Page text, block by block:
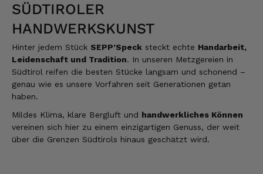
SÜDTIROLER
HANDWERKSKUNST
Hinter jedem Stück SEPP’Speck steckt echte Handarbeit,
Leidenschaft und Tradition. In unseren Metzgereien in
Südtirol reifen die besten Stücke langsam und schonend –
genau wie es unsere Vorfahren seit Generationen getan
haben.
Mildes Klima, klare Bergluft und handwerkliches Können
vereinen sich hier zu einem einzigartigen Genuss, der weit
über die Grenzen Südtirols hinaus geschätzt wird.
Kerstin
Verifizierter Kunde
Die Produkte finde ich immer wieder sehr
gut, Bestelle sie wieder 😋
Alle Bewertungen Lesen